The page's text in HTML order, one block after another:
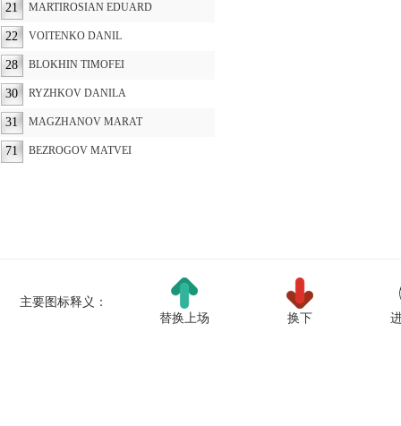
21 MARTIROSIAN EDUARD
22 VOITENKO DANIL
28 BLOKHIN TIMOFEI
30 RYZHKOV DANILA
31 MAGZHANOV MARAT
71 BEZROGOV MATVEI
主要图标释义：
替换上场
换下